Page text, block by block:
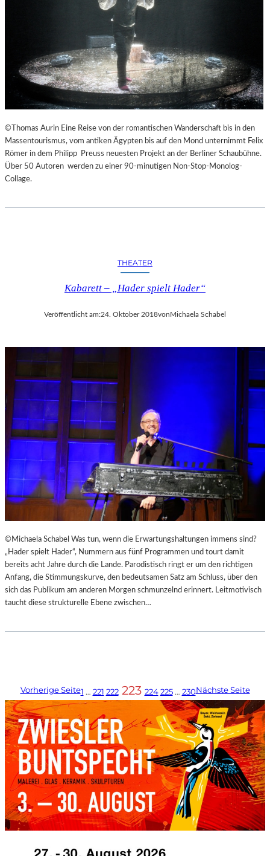
©Thomas Aurin Eine Reise von der romantischen Wanderschaft bis in den
Massentourismus, vom antiken Ägypten bis auf den Mond unternimmt Felix
Römer in dem Philipp Preuss neuesten Projekt an der Berliner Schaubühne.
Über 50 Autoren werden zu einer 90-minutigen Non-Stop-Monolog-
Collage.
THEATER
Kabarett – „Hader spielt Hader“
Veröffentlicht am:24. Oktober 2018vonMichaela Schabel
©Michaela Schabel Was tun, wenn die Erwartungshaltungen immens sind?
„Hader spielt Hader“, Nummern aus fünf Programmen und tourt damit
bereits acht Jahre durch die Lande. Parodistisch ringt er um den richtigen
Anfang, die Stimmungskurve, den bedeutsamen Satz am Schluss, über den
sich das Publikum am anderen Morgen schmunzelnd erinnert. Leitmotivisch
taucht diese strukturelle Ebene zwischen…
Vorherige Seite1 … 221 222 223 224 225 … 230Nächste Seite